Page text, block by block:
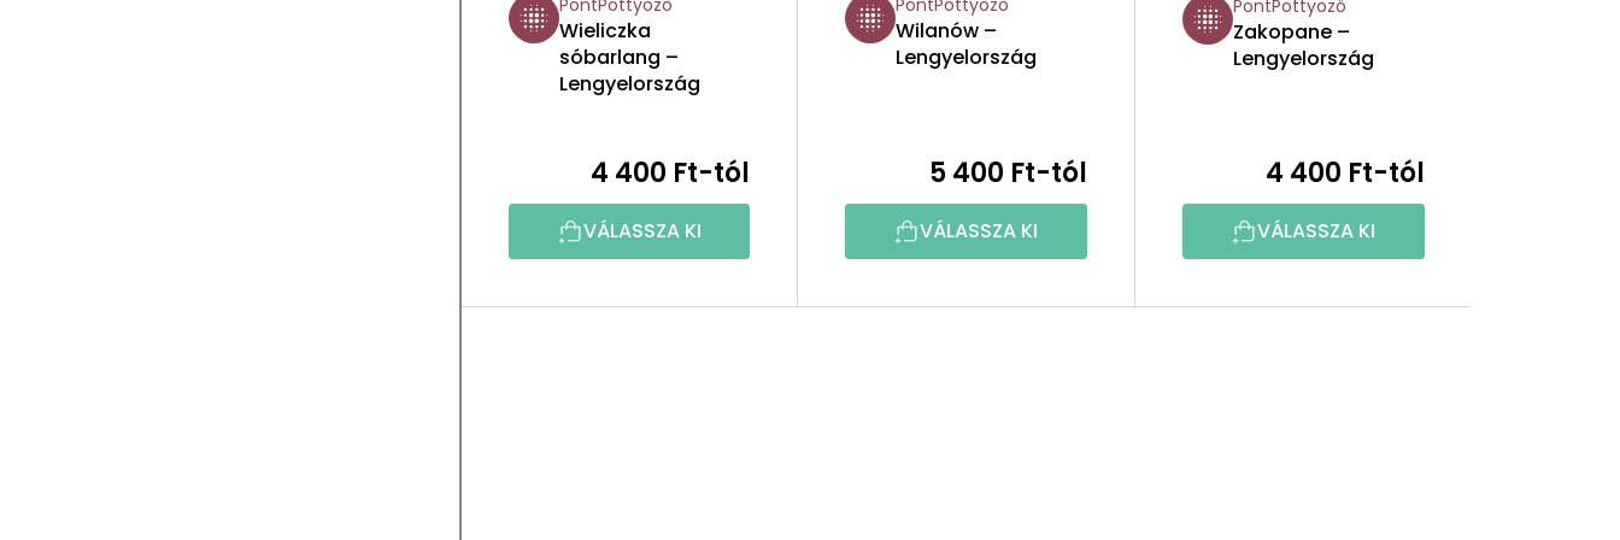
Wieliczka
sóbarlang –
Lengyelország
4 400 Ft-tól
VÁLASSZA KI
Wilanów –
Lengyelország
5 400 Ft-tól
VÁLASSZA KI
PontPöttyöző
Zakopane –
Lengyelország
4 400 Ft-tól
VÁLASSZA KI